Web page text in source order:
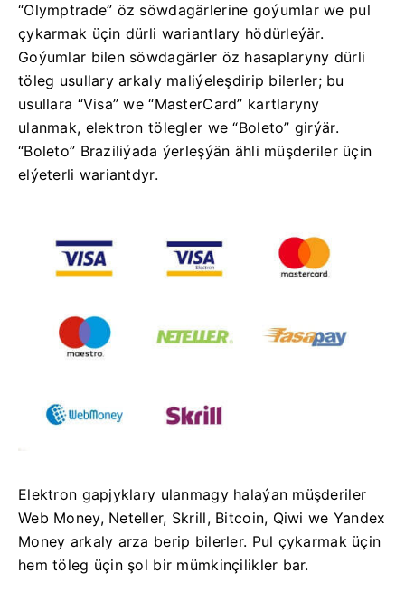
“Olymptrade” öz söwdagärlerine goýumlar we pul
çykarmak üçin dürli wariantlary hödürleýär.
Goýumlar bilen söwdagärler öz hasaplaryny dürli
töleg usullary arkaly maliýeleşdirip bilerler; bu
usullara “Visa” we “MasterCard” kartlaryny
ulanmak, elektron tölegler we “Boleto” girýär.
“Boleto” Braziliýada ýerleşýän ähli müşderiler üçin
elýeterli wariantdyr.
Elektron gapjyklary ulanmagy halaýan müşderiler
Web Money, Neteller, Skrill, Bitcoin, Qiwi we Yandex
Money arkaly arza berip bilerler. Pul çykarmak üçin
hem töleg üçin şol bir mümkinçilikler bar.